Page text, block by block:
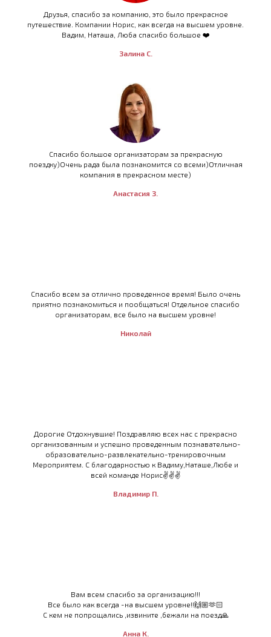
Друзья, спасибо за компанию, это было прекрасное
путешествие. Компании Норис, как всегда на высшем уровне.
Вадим, Наташа, Люба спасибо большое ❤️
Залина С.
Спасибо большое организаторам за прекрасную
поездку)Очень рада была познакомится со всеми)Отличная
компания в прекрасном месте)
Анастасия З.
Спасибо всем за отлично проведенное время! Было очень
приятно познакомиться и пообщаться! Отдельное спасибо
организаторам, все было на высшем уровне!
Николай
Дорогие Отдохнувшие! Поздравляю всех нас с прекрасно
организованным и успешно проведенным познавательно-
образовательно-развлекательно-тренировочным
Мероприятем. С благодарностью к Вадиму,Наташе,Любе и
всей команде Норис✌️✌️✌️
Владимир П.
Вам всем спасибо за организацию!!!
Все было как всегда -на высшем уровне!!🙌🏼🫶🏻
С кем не попрощались ,извините ,бежали на поезд🙏
Анна К.